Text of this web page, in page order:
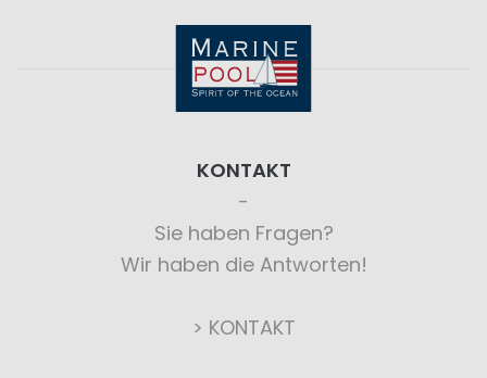
KONTAKT
Sie haben Fragen?
Wir haben die Antworten!
> KONTAKT